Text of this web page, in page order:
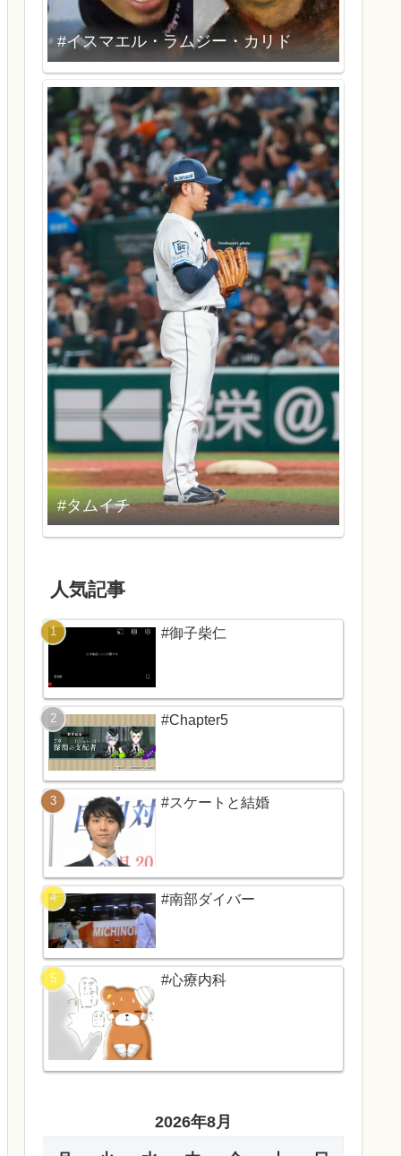
#イスマエル・ラムジー・カリド
#タムイチ
人気記事
#御子柴仁
#Chapter5
#スケートと結婚
#南部ダイバー
#心療内科
2026年8月